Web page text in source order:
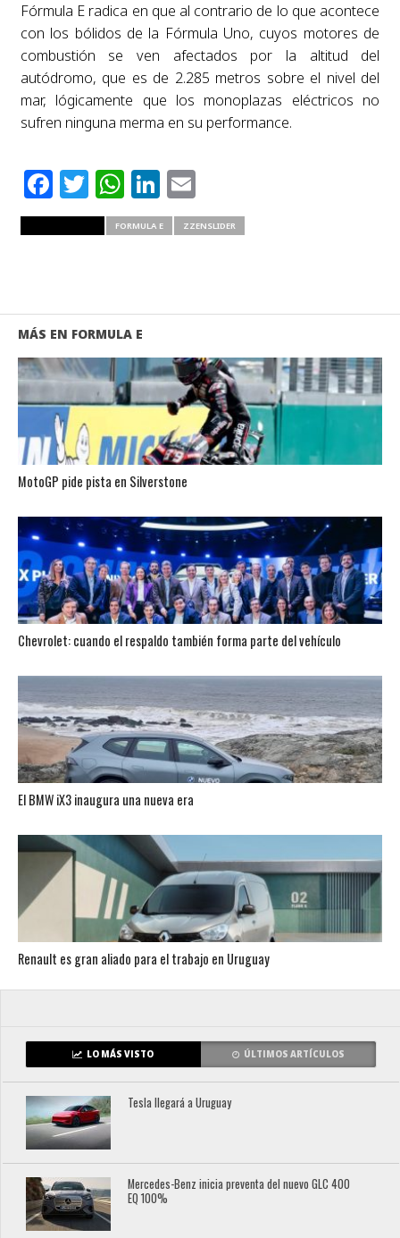
Fórmula E radica en que al contrario de lo que acontece
con los bólidos de la Fórmula Uno, cuyos motores de
combustión se ven afectados por la altitud del
autódromo, que es de 2.285 metros sobre el nivel del
mar, lógicamente que los monoplazas eléctricos no
sufren ninguna merma en su performance.
Facebook
Twitter
WhatsApp
LinkedIn
Email
FORMULA E ZZENSLIDER
MÁS EN FORMULA E
MotoGP pide pista en Silverstone
Chevrolet: cuando el respaldo también forma parte del vehículo
El BMW iX3 inaugura una nueva era
Renault es gran aliado para el trabajo en Uruguay
LO MÁS VISTO ÚLTIMOS ARTÍCULOS
Tesla llegará a Uruguay
Mercedes-Benz inicia preventa del nuevo GLC 400
EQ 100%